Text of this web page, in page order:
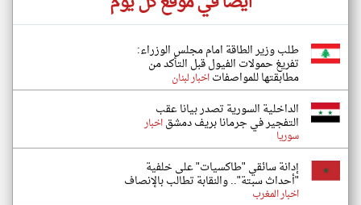
طلب وزير الطاقة امام مجلس الوزراء:
تفريغ حمولات الفيول قبل التأكد من
مطابقتها للمواصفاتاخبار لبنان
الداخلية السورية تصدر بيانا عقب
التفجير في جرمانا بريف دمشقاخبار
سوريا
إدانة سائقي "طاكسيات" على خلفية
"أحداث سبتة".. والنقابة تطالب بالإنصاف
اخبار المغرب